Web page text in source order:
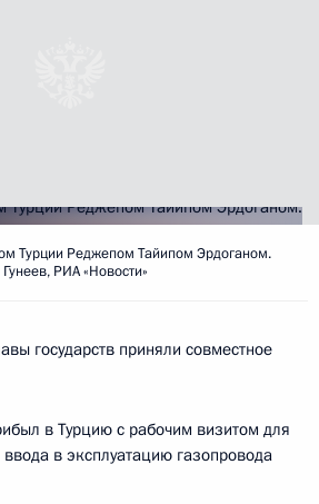
Турции Реджепом Тайипом Эрдоганом.
РИА «Новости»
государств приняли совместное
в Турцию с рабочим визитом для
в эксплуатацию газопровода